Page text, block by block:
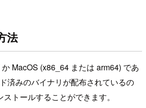
法
MacOS (x86_64 または arm64) であ
済みのバイナリが配布されているの
トールすることができます。